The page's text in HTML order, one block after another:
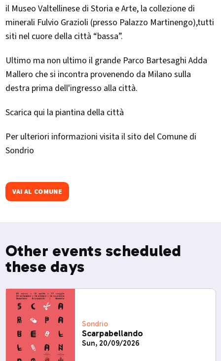
il Museo Valtellinese di Storia e Arte, la collezione di
minerali Fulvio Grazioli (presso Palazzo Martinengo),tutti
siti nel cuore della città “bassa”.
Ultimo ma non ultimo il grande Parco Bartesaghi Adda
Mallero che si incontra provenendo da Milano sulla
destra prima dell'ingresso alla città.
Scarica qui la piantina della città
Per ulteriori informazioni visita il sito del Comune di
Sondrio
VAI AL COMUNE
Other events scheduled
these days
Sondrio
Scarpabellando
Sun, 20/09/2026